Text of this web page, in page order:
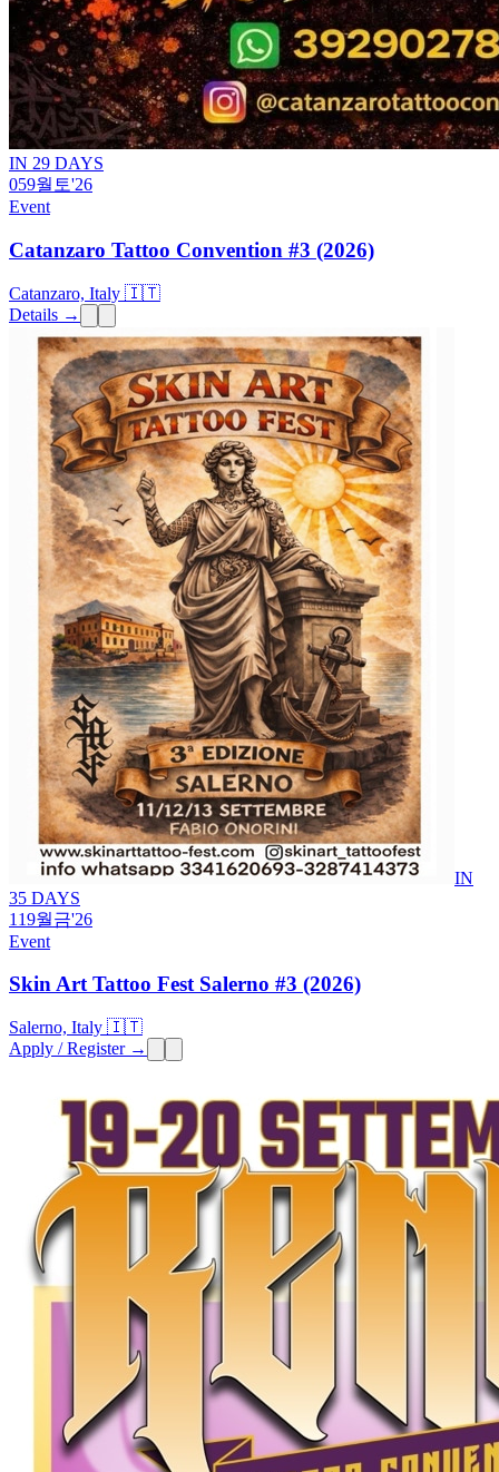
IN 29 DAYS
059월 토'26
Event
Catanzaro Tattoo Convention #3 (2026)
Catanzaro, Italy 🇮🇹
Details →
IN
35 DAYS
119월금'26
Event
Skin Art Tattoo Fest Salerno #3 (2026)
Salerno, Italy 🇮🇹
Apply / Register →